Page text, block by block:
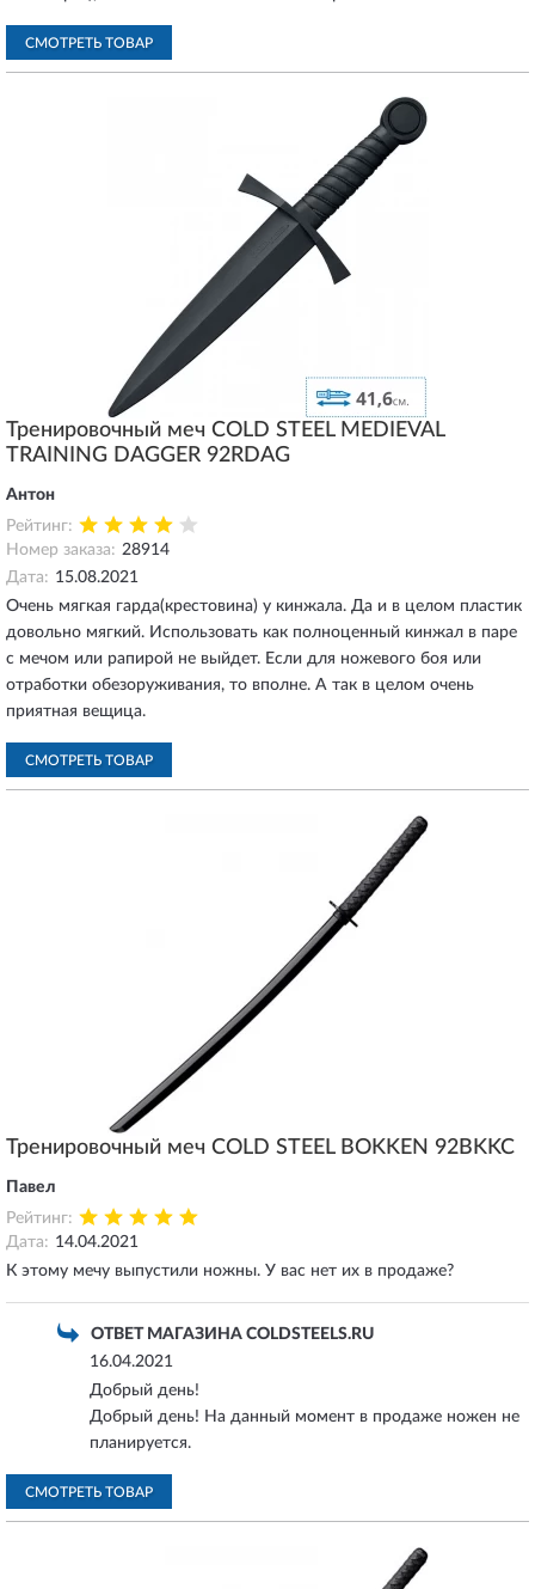
СМОТРЕТЬ ТОВАР
Тренировочный меч COLD STEEL MEDIEVAL
TRAINING DAGGER 92RDAG
Антон
Рейтинг:
Номер заказа: 28914
Дата: 15.08.2021
Очень мягкая гарда(крестовина) у кинжала. Да и в целом пластик
довольно мягкий. Использовать как полноценный кинжал в паре
с мечом или рапирой не выйдет. Если для ножевого боя или
отработки обезоруживания, то вполне. А так в целом очень
приятная вещица.
СМОТРЕТЬ ТОВАР
Тренировочный меч COLD STEEL BOKKEN 92BKKC
Павел
Рейтинг:
Дата: 14.04.2021
К этому мечу выпустили ножны. У вас нет их в продаже?
ОТВЕТ МАГАЗИНА COLDSTEELS.RU
16.04.2021
Добрый день!
Добрый день! На данный момент в продаже ножен не
планируется.
СМОТРЕТЬ ТОВАР